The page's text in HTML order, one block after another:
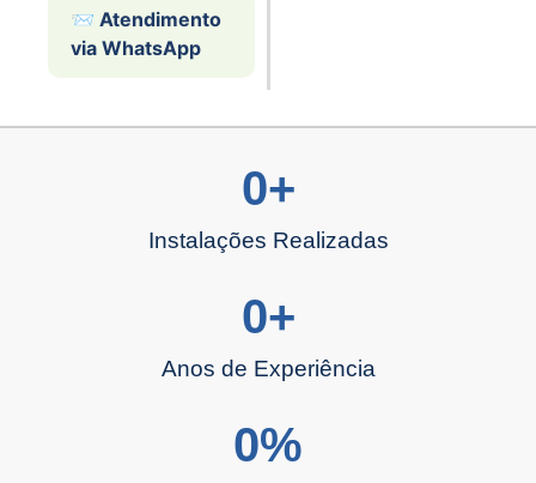
📨 Atendimento
via WhatsApp
Instalações Realizadas
0+
Anos de Experiência
0+
0%